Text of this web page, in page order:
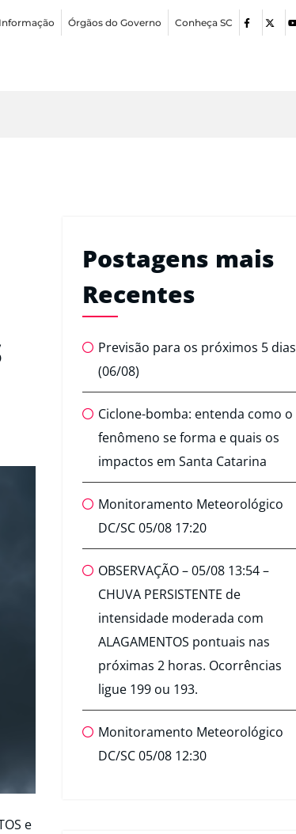
Órgãos do Governo Conheça SC
e
Postagens mais
Recentes
Previsão para os próximos 5 dias
(06/08)
Ciclone-bomba: entenda como o
fenômeno se forma e quais os
impactos em Santa Catarina
Monitoramento Meteorológico
DC/SC 05/08 17:20
OBSERVAÇÃO – 05/08 13:54 –
CHUVA PERSISTENTE de
intensidade moderada com
ALAGAMENTOS pontuais nas
próximas 2 horas. Ocorrências
ligue 199 ou 193.
Monitoramento Meteorológico
DC/SC 05/08 12:30